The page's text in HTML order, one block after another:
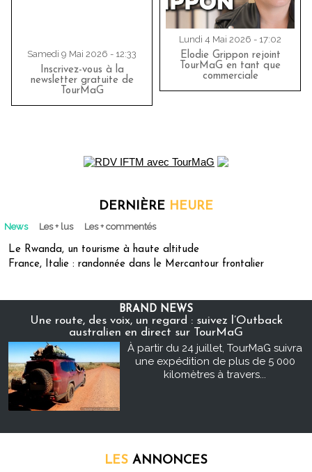
Samedi 9 Mai 2026 - 12:33
Inscrivez-vous à la
newsletter gratuite de
TourMaG
Lundi 4 Mai 2026 - 17:02
Elodie Grippon rejoint
TourMaG en tant que
commerciale
DERNIÈRE HEURE
News Les + lus Les + commentés
Le Rwanda, un tourisme à haute altitude
France, Italie : randonnée dans le Mercantour frontalier
BRAND NEWS
Une route, des voix, un regard : suivez l’Outback
australien en direct sur TourMaG
À partir du 24 juillet, TourMaG suivra
une expédition de plus de 5 000
kilomètres à travers...
LES ANNONCES